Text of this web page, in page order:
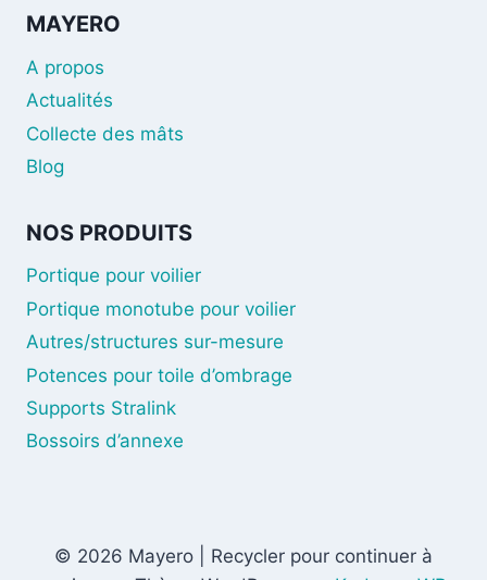
MAYERO
A propos
Actualités
Collecte des mâts
Blog
NOS PRODUITS
Portique pour voilier
Portique monotube pour voilier
Autres/structures sur-mesure
Potences pour toile d’ombrage
Supports Stralink
Bossoirs d’annexe
© 2026 Mayero | Recycler pour continuer à